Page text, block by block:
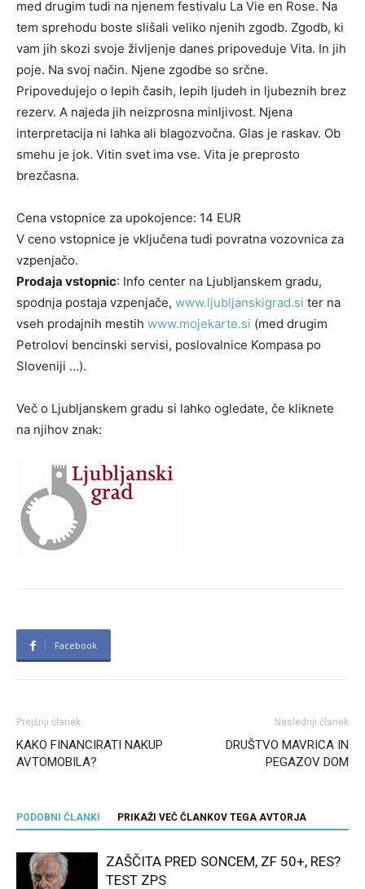
med drugim tudi na njenem festivalu La Vie en Rose. Na
tem sprehodu boste slišali veliko njenih zgodb. Zgodb, ki
vam jih skozi svoje življenje danes pripoveduje Vita. In jih
poje. Na svoj način. Njene zgodbe so srčne.
Pripovedujejo o lepih časih, lepih ljudeh in ljubeznih brez
rezerv. A najeda jih neizprosna minljivost. Njena
interpretacija ni lahka ali blagozvočna. Glas je raskav. Ob
smehu je jok. Vitin svet ima vse. Vita je preprosto
brezčasna.
Cena vstopnice za upokojence: 14 EUR
V ceno vstopnice je vključena tudi povratna vozovnica za
vzpenjačo.
Prodaja vstopnic: Info center na Ljubljanskem gradu,
spodnja postaja vzpenjače, www.ljubljanskigrad.si ter na
vseh prodajnih mestih www.mojekarte.si (med drugim
Petrolovi bencinski servisi, poslovalnice Kompasa po
Sloveniji …).
Več o Ljubljanskem gradu si lahko ogledate, če kliknete
na njihov znak:
Facebook
Prejšnji članek
KAKO FINANCIRATI NAKUP
AVTOMOBILA?
Naslednji članek
DRUŠTVO MAVRICA IN
PEGAZOV DOM
PODOBNI ČLANKI PRIKAŽI VEČ ČLANKOV TEGA AVTORJA
ZAŠČITA PRED SONCEM, ZF 50+, RES?
TEST ZPS